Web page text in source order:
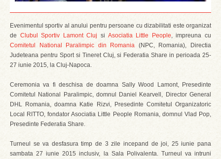
Evenimentul sportiv al anului pentru persoane cu dizabilitati este organizat
de Clubul Sportiv Lamont Cluj si Asociatia Little People, impreuna cu
Comitetul National Paralimpic din Romania (NPC, Romania), Directia
Judeteana pentru Sport si Tineret Cluj, si Federatia Share in perioada 25-
27 iunie 2015, la Cluj-Napoca.
Ceremonia va fi deschisa de doamna Sally Wood Lamont, Presedinte
Comitetul National Paralimpic, domnul Daniel Kearvell, Director General
DHL Romania, doamna Katie Rizvi, Presedinte Comitetul Organizatoric
Local RITTO, fondator Asociatia Little People Romania, domnul Vlad Pop,
Presedinte Federatia Share.
Turneul se va desfasura timp de 3 zile incepand de joi, 25 iunie pana
sambata 27 iunie 2015 inclusiv, la Sala Polivalenta. Turneul va intruni